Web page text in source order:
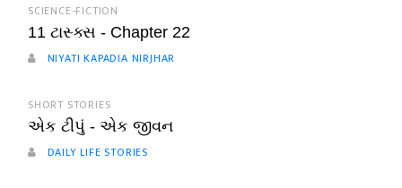
SCIENCE-FICTION
11 ટાસ્ક્સ - Chapter 22
NIYATI KAPADIA NIRJHAR
SHORT STORIES
એક ટીપું - એક જીવન
DAILY LIFE STORIES